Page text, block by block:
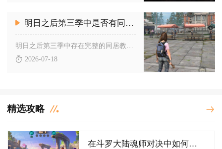
明日之后第三季中是否有同居教程
2026-07-18
精选攻略
在斗罗大陆魂师对决中如何获得魂环